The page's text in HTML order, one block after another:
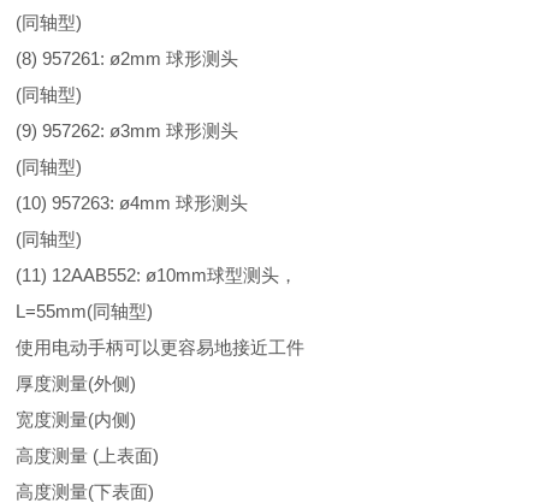
(同轴型)
(8) 957261: ø2mm 球形测头
(同轴型)
(9) 957262: ø3mm 球形测头
(同轴型)
(10) 957263: ø4mm 球形测头
(同轴型)
(11) 12AAB552: ø10mm球型测头，
L=55mm(同轴型)
使用电动手柄可以更容易地接近工件
厚度测量(外侧)
宽度测量(内侧)
高度测量 (上表面)
高度测量(下表面)